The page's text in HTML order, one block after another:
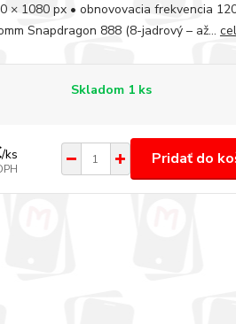
× 1080 px • obnovovacia frekvencia
Snapdragon 888 (8-jadrový – až...
Skladom 1 ks
/ks Pridať do